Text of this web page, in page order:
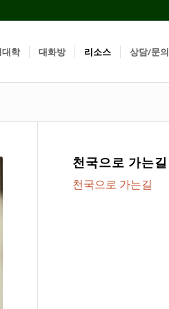
학 대화방 리소스 상담/문의
천국으로 가는길
천국으로 가는길